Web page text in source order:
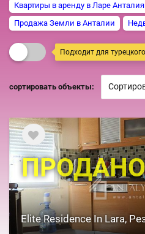
Квартиры в аренду в Ларе Анталия
Продажа Земли в Анталии
Подходит для
сортировать объекты:
Elite Residence In Lara,
ПРОДАНО